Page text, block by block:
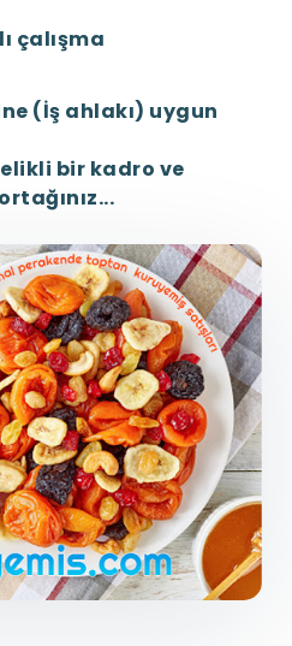
çalışma
(İş ahlakı) uygun
bir kadro ve